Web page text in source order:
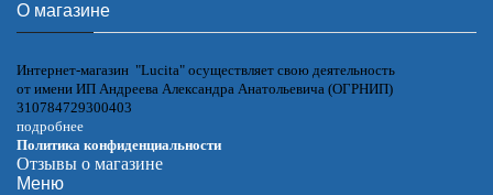
О магазине
Интернет-магазин "Lucita" осуществляет свою деятельность
от имени ИП Андреева Александра Анатольевича (ОГРНИП)
310784729300403
подробнее
Политика конфиденциальности
Отзывы о магазине
Меню